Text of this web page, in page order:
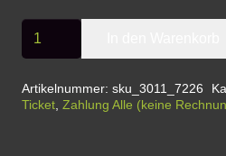
Family
on
Bike
|
Artikelnummer: sku_3011_7226
Ticket, Zahlung Alle (keine